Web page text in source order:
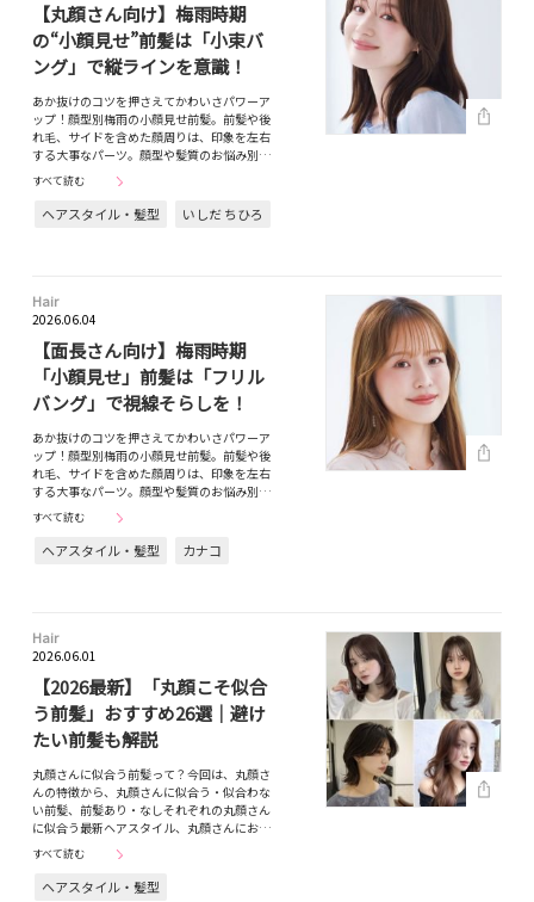
【丸顔さん向け】梅雨時期
の“小顔見せ”前髪は「小束バ
ング」で縦ラインを意識！
あか抜けのコツを押さえてかわいさパワーア
ップ！顔型別梅雨の小顔見せ前髪。前髪や後
れ毛、サイドを含めた顔周りは、印象を左右
する大事なパーツ。顔型や髪質のお悩み別…
すべて読む
ヘアスタイル・髪型 いしだ ちひろ
Hair
2026.06.04
【面長さん向け】梅雨時期
「小顔見せ」前髪は「フリル
バング」で視線そらしを！
あか抜けのコツを押さえてかわいさパワーア
ップ！顔型別梅雨の小顔見せ前髪。前髪や後
れ毛、サイドを含めた顔周りは、印象を左右
する大事なパーツ。顔型や髪質のお悩み別…
すべて読む
ヘアスタイル・髪型 カナコ
Hair
2026.06.01
【2026最新】「丸顔こそ似合
う前髪」おすすめ26選｜避け
たい前髪も解説
丸顔さんに似合う前髪って？今回は、丸顔さ
んの特徴から、丸顔さんに似合う・似合わな
い前髪、前髪あり・なしそれぞれの丸顔さん
に似合う最新ヘアスタイル、丸顔さんにお…
すべて読む
ヘアスタイル・髪型